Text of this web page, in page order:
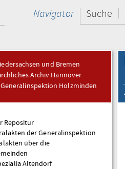
Navigator Suche
und Bremen
Archiv Hannover
Holzminden
Repositur
der Generalinspektion
über die
Altendorf